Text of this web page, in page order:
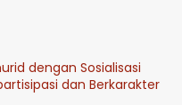
dengan Sosialisasi
dan Berkarakter